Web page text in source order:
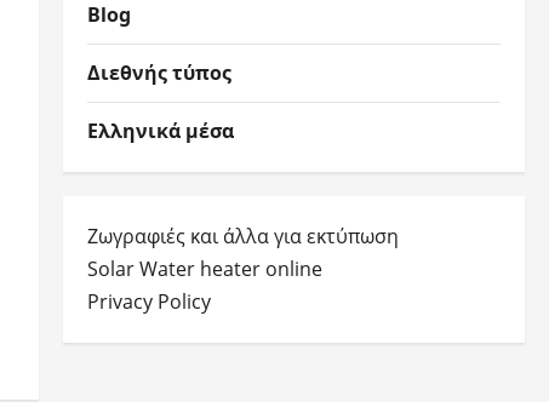
Blog
Διεθνής τύπος
Ελληνικά μέσα
Ζωγραφιές και άλλα για εκτύπωση
Solar Water heater online
Privacy Policy